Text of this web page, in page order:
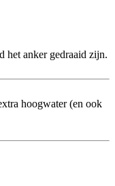
het anker gedraaid zijn.
hoogwater (en ook